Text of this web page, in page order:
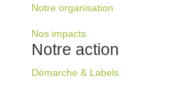
Notre organisation
Nos impacts
Notre action
Démarche & Labels